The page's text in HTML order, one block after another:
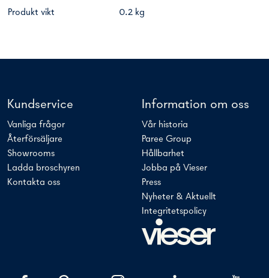
Produkt vikt
0.2 kg
Kundservice
Vanliga frågor
Återförsäljare
Showrooms
Ladda broschyren
Kontakta oss
Information om oss
Vår historia
Paree Group
Hållbarhet
Jobba på Vieser
Press
Nyheter & Aktuellt
Integritetspolicy